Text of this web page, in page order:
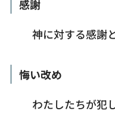
感謝
神に対する感謝
悔い改め
わたしたちが犯